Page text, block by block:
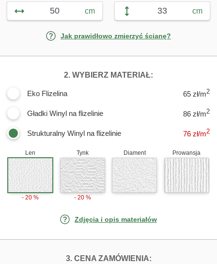
cm cm
Jak prawidłowo zmierzyć ścianę?
2. WYBIERZ MATERIAŁ:
Eko Flizelina 65 zł/m2
Gładki Winyl na flizelinie 86 zł/m2
Strukturalny Winyl na flizelinie 76 zł/m2
Len
- 20 %
Tynk
- 20 %
Diament Prowansja
Zdjęcia i opis materiałów
3. CENA ZAMÓWIENIA:FOTOTAPETY